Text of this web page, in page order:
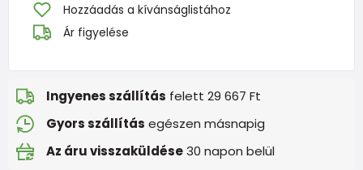
Hozzáadás a kívánságlistához
Ár figyelése
Ingyenes szállítás felett 29 667 Ft
Gyors szállítás egészen másnapig
Az áru visszaküldése30 napon belül